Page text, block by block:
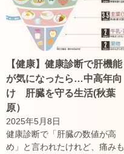
【健康】健康診断で肝機能
が気になったら…中高年向
け 肝臓を守る生活(秋葉
原）
2025年5月8日
健康診断で「肝臓の数値が高
め」と言われたけれど、痛みも